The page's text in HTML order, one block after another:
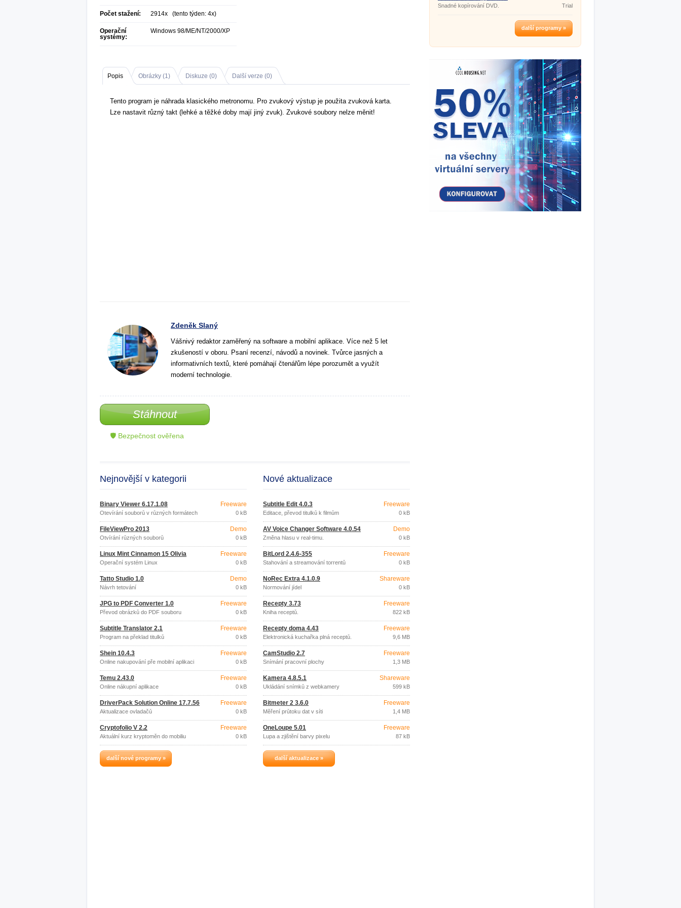
Počet stažení: 2914x (tento týden: 4x)
Operační
systémy:
Windows 98/ME/NT/2000/XP
Popis Obrázky (1) Diskuze (0) Další verze (0)
Tento program je náhrada klasického metronomu. Pro zvukový výstup je použita zvuková karta.
Lze nastavit různý takt (lehké a těžké doby mají jiný zvuk). Zvukové soubory nelze měnit!
Zdeněk Slaný
Vášnivý redaktor zaměřený na software a mobilní aplikace. Více než 5 let
zkušeností v oboru. Psaní recenzí, návodů a novinek. Tvůrce jasných a
informativních textů, které pomáhají čtenářům lépe porozumět a využít
moderní technologie.
Stáhnout
🛡 Bezpečnost ověřena
Nejnovější v kategorii
Binary Viewer 6.17.1.08
Otevírání souborů v různých formátech
Freeware
0 kB
FileViewPro 2013
Otvírání různých souborů
Demo
0 kB
Linux Mint Cinnamon 15 Olivia
Operační systém Linux
Freeware
0 kB
Tatto Studio 1.0
Návrh tetování
Demo
0 kB
JPG to PDF Converter 1.0
Převod obrázků do PDF souboru
Freeware
0 kB
Subtitle Translator 2.1
Program na překlad titulků
Freeware
0 kB
Shein 10.4.3
Online nakupování pře mobilní aplikaci
Freeware
0 kB
Temu 2.43.0
Online nákupní aplikace
Freeware
0 kB
DriverPack Solution Online 17.7.56
Aktualizace ovladačů
Freeware
0 kB
Cryptofolio V 2.2
Aktuální kurz kryptoměn do mobiliu
Freeware
0 kB
další nové programy »
Nové aktualizace
Subtitle Edit 4.0.3
Editace, převod titulků k filmům
Freeware
0 kB
AV Voice Changer Software 4.0.54
Změna hlasu v real-timu.
Demo
0 kB
BitLord 2.4.6-355
Stahování a streamování torrentů
Freeware
0 kB
NoRec Extra 4.1.0.9
Normování jídel
Shareware
0 kB
Recepty 3.73
Kniha receptů.
Freeware
822 kB
Recepty doma 4.43
Elektronická kuchařka plná receptů.
Freeware
9,6 MB
CamStudio 2.7
Snímání pracovní plochy
Freeware
1,3 MB
Kamera 4.8.5.1
Ukládání snímků z webkamery
Shareware
599 kB
Bitmeter 2 3.6.0
Měření průtoku dat v síti
Freeware
1,4 MB
OneLoupe 5.01
Lupa a zjištění barvy pixelu
Freeware
87 kB
další aktualizace »
Snadné kopírování DVD.
Trial
další programy »